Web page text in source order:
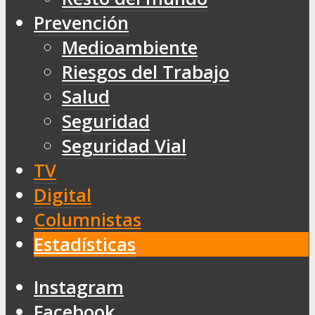
Prevención
Medioambiente
Riesgos del Trabajo
Salud
Seguridad
Seguridad Vial
TV
Digital
Columnistas
Estadísticas
Instagram